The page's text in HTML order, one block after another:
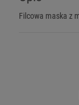
Filcowa maska z